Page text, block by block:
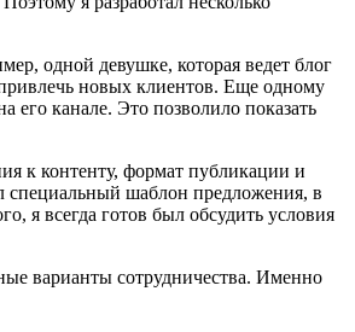
одной девушке, которая ведет блог
новых клиентов. Еще одному
его канале. Это позволило показать
к контенту, формат публикации и
специальный шаблон предложения, в
я всегда готов был обсудить условия
варианты сотрудничества. Именно